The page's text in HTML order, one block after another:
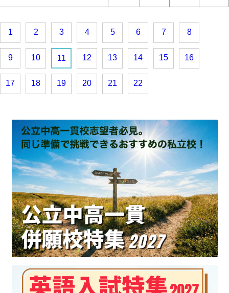
1 2 3 4 5 6 7 8
9 10 11 12 13 14 15 16
17 18 19 20 21 22